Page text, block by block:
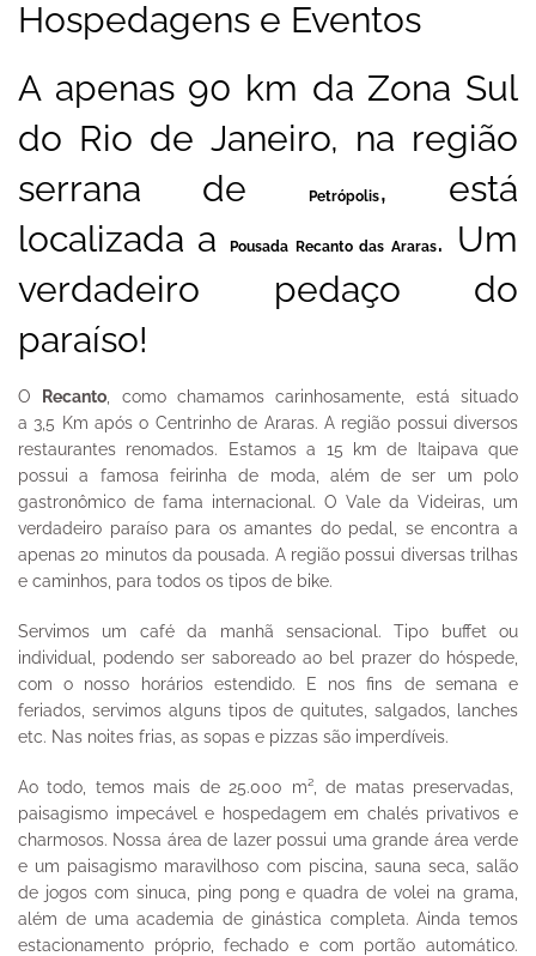
Hospedagens e Eventos
A apenas 90 km da Zona Sul
do Rio de Janeiro, na região
serrana de
Petrópolis, está
localizada a
Pousada Recanto das Araras. Um
verdadeiro pedaço do
paraíso!
O Recanto , como chamamos carinhosamente, está situado
a 3,5 Km após o Centrinho de Araras. A região possui diversos
restaurantes renomados. Estamos a 15 km de Itaipava que
possui a famosa feirinha de moda, além de ser um polo
gastronômico de fama internacional. O Vale da Videiras, um
verdadeiro paraíso para os amantes do pedal, se encontra a
apenas 20 minutos da pousada. A região possui diversas trilhas
e caminhos, para todos os tipos de bike.
Servimos um café da manhã sensacional. Tipo buffet ou
individual, podendo ser saboreado ao bel prazer do hóspede,
com o nosso horários estendido. E nos fins de semana e
feriados, servimos alguns tipos de quitutes, salgados, lanches
etc. Nas noites frias, as sopas e pizzas são imperdíveis.
Ao todo, temos mais de 25.000 m², de matas preservadas,
paisagismo impecável e hospedagem em chalés privativos e
charmosos. Nossa área de lazer possui uma grande área verde
e um paisagismo maravilhoso com piscina, sauna seca, salão
de jogos com sinuca, ping pong e quadra de volei na grama,
além de uma academia de ginástica completa. Ainda temos
estacionamento próprio, fechado e com portão automático.